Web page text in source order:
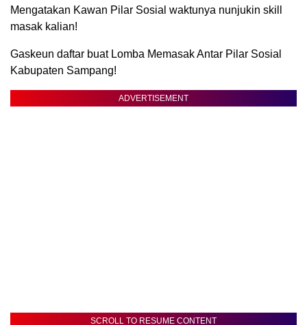
Mengatakan Kawan Pilar Sosial waktunya nunjukin skill
masak kalian!
Gaskeun daftar buat Lomba Memasak Antar Pilar Sosial
Kabupaten Sampang!
ADVERTISEMENT
SCROLL TO RESUME CONTENT